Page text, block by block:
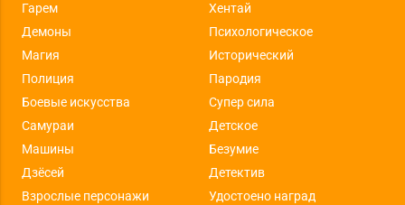
Гарем
Хентай
Демоны
Психологическое
Магия
Исторический
Полиция
Пародия
Боевые искусства
Супер сила
Самураи
Детское
Машины
Безумие
Дзёсей
Детектив
Взрослые персонажи
Удостоено наград